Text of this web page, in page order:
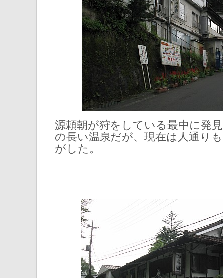
源頼朝が狩をしている最中に発
の長い温泉だが、現在は人通り
がした。